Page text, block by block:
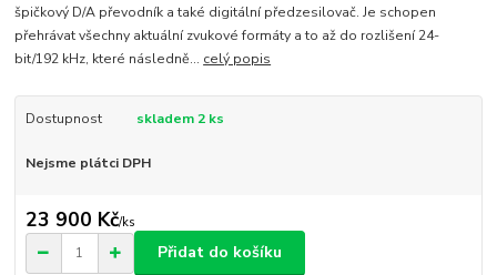
špičkový D/A převodník a také digitální předzesilovač. Je schopen
přehrávat všechny aktuální zvukové formáty a to až do rozlišení 24-
bit/192 kHz, které následně... celý popis
Dostupnost skladem 2 ks
Nejsme plátci DPH
23 900 Kč/ks
Přidat do košíku